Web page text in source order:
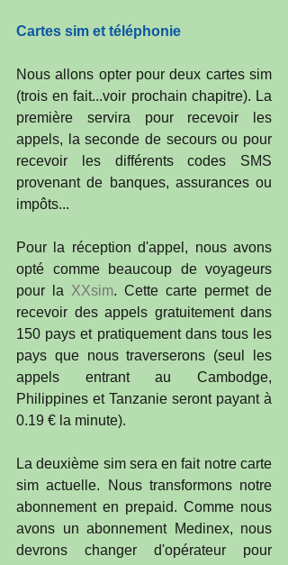
Cartes sim et téléphonie
Nous allons opter pour deux cartes sim
(trois en fait...voir prochain chapitre). La
première servira pour recevoir les
appels, la seconde de secours ou pour
recevoir les différents codes SMS
provenant de banques, assurances ou
impôts...
Pour la réception d'appel, nous avons
opté comme beaucoup de voyageurs
pour la XXsim. Cette carte permet de
recevoir des appels gratuitement dans
150 pays et pratiquement dans tous les
pays que nous traverserons (seul les
appels entrant au Cambodge,
Philippines et Tanzanie seront payant à
0.19 € la minute).
La deuxième sim sera en fait notre carte
sim actuelle. Nous transformons notre
abonnement en prepaid. Comme nous
avons un abonnement Medinex, nous
devrons changer d'opérateur pour